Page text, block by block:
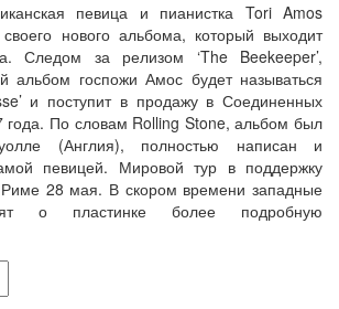
певица и пианистка Tori Amos
нового альбома, который выходит
Следом за релизом ‘The Beekeeper’,
альбом госпожи Амос будет называться
и поступит в продажу в Соединенных
года. По словам Rolling Stone, альбом был
(Англия), полностью написан и
певицей. Мировой тур в поддержку
Риме 28 мая. В скором времени западные
о пластинке более подробную